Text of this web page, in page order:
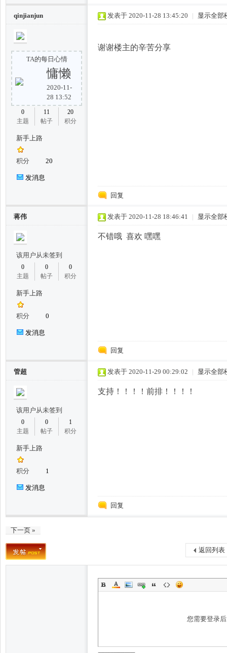
杭
qinjianjun
TA的每日心情
慵懒
2020-11-
28 13:52
0
主题
11
帖子
20
积分
新手上路
积分 20
发消息
发表于 2020-11-28 13:45:20 | 显示全部
谢谢楼主的辛苦分享
回复
蒋伟
该用户从未签到
0
主题
0
帖子
0
积分
新手上路
积分 0
发消息
发表于 2020-11-28 18:46:41 | 显示全部
不错哦 喜欢 嘿嘿
回复
管超
该用户从未签到
0
主题
0
帖子
1
积分
新手上路
积分 1
发消息
发表于 2020-11-29 00:29:02 | 显示全部
支持！！！！前排！！！！
回复
下一页 »
返回列表
您需要登录